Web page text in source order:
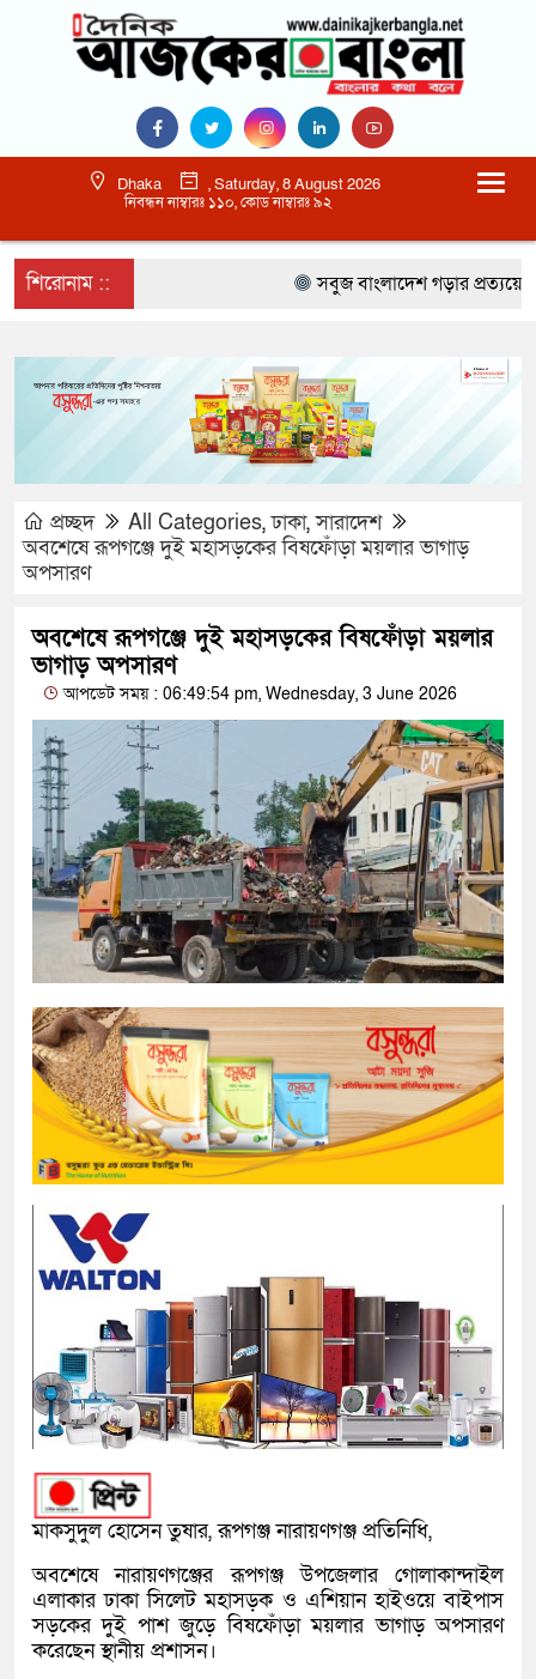
Dhaka
, Saturday, 8 August 2026
নিবন্ধন নাম্বারঃ ১১০, কোড নাম্বারঃ ৯২
শিরোনাম :: সবুজ বাংলাদেশ গড়ার প্রত্যয়ে
প্রচ্ছদ All Categories,ঢাকা,সারাদেশ
অবশেষে রূপগঞ্জে দুই মহাসড়কের বিষফোঁড়া ময়লার ভাগাড়
অপসারণ
অবশেষে রূপগঞ্জে দুই মহাসড়কের বিষফোঁড়া ময়লার
ভাগাড় অপসারণ
আপডেট সময় : 06:49:54 pm, Wednesday, 3 June 2026
মাকসুদুল হোসেন তুষার, রূপগঞ্জ নারায়ণগঞ্জ প্রতিনিধি,
অবশেষে নারায়ণগঞ্জের রূপগঞ্জ উপজেলার গোলাকান্দাইল
এলাকার ঢাকা সিলেট মহাসড়ক ও এশিয়ান হাইওয়ে বাইপাস
সড়কের দুই পাশ জুড়ে বিষফোঁড়া ময়লার ভাগাড় অপসারণ
করেছেন স্থানীয় প্রশাসন।